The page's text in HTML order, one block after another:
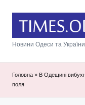
Новини Одеси та України
Головна » В Одещині
поля